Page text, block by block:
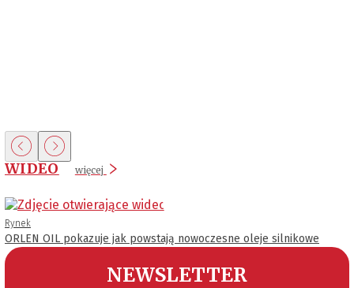
WIDEO więcej
Rynek
ORLEN OIL pokazuje jak powstają nowoczesne oleje silnikowe
NEWSLETTER